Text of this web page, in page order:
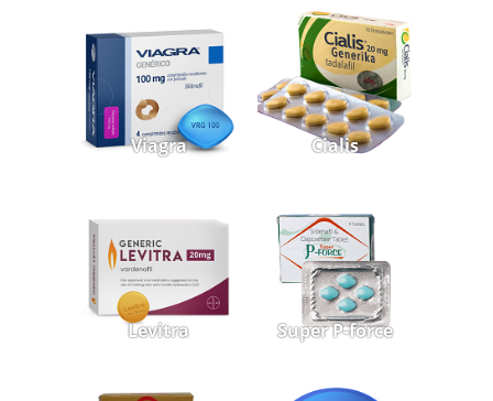
Viagra Cialis
Levitra Super P-force